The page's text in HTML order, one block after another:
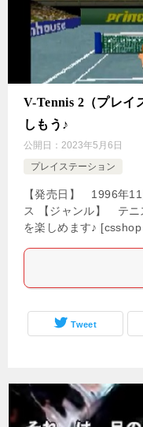
V-Tennis 2（プレイ
しもう♪
公開日： 2023年5月6日
プレイステーション
【発売日】 1996年
ス 【ジャンル】 テニ
を楽しめます♪
Tweet